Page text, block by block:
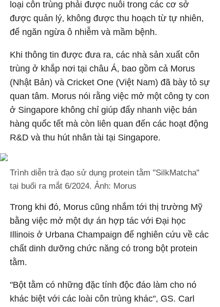
loại côn trùng phải được nuôi trong các cơ sở
được quản lý, không được thu hoạch từ tự nhiên,
để ngăn ngừa ô nhiễm và mầm bệnh.
Khi thông tin được đưa ra, các nhà sản xuất côn
trùng ở khắp nơi tại châu Á, bao gồm cả Morus
(Nhật Bản) và Cricket One (Việt Nam) đã bày tỏ sự
quan tâm. Morus nói rằng việc mở một công ty con
ở Singapore không chỉ giúp đẩy nhanh việc bán
hàng quốc tết mà còn liên quan đến các hoạt động
R&D và thu hút nhân tài tại Singapore.
Trình diễn trà đạo sử dụng protein tằm "SilkMatcha"
tại buổi ra mắt 6/2024. Ảnh: Morus
Trong khi đó, Morus cũng nhắm tới thị trường Mỹ
bằng việc mở một dự án hợp tác với Đại học
Illinois ở Urbana Champaign để nghiên cứu về các
chất dinh dưỡng chức năng có trong bột protein
tằm.
"Bột tằm có những đặc tính độc đáo làm cho nó
khác biệt với các loài côn trùng khác", GS. Carl